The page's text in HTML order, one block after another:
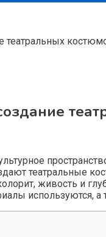
театральных
театральные
живость и
используются,